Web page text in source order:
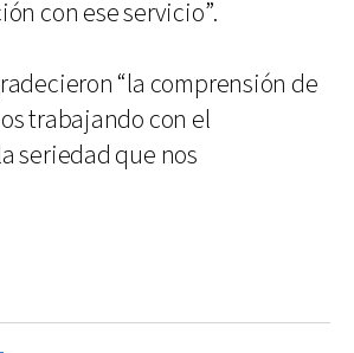
con ese servicio”.
“la comprensión de
trabajando con el
seriedad que nos